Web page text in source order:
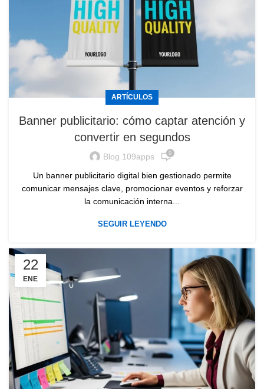
ARTÍCULOS
Banner publicitario: cómo captar atención y
convertir en segundos
Blog 109apps 0
Un banner publicitario digital bien gestionado permite
comunicar mensajes clave, promocionar eventos y reforzar
la comunicación interna...
SEGUIR LEYENDO
22
ENE